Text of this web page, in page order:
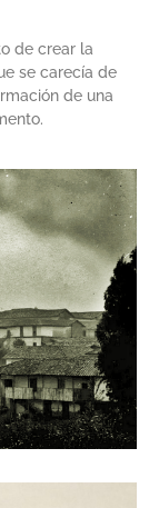
de crear la
se carecía de
de una